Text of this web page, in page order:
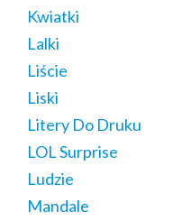
Kwiatki
Lalki
Liście
Liski
Litery Do Druku
LOL Surprise
Ludzie
Mandale